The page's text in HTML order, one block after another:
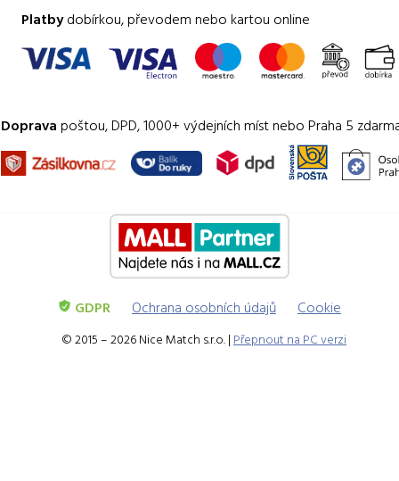
Platbydobírkou, převodem nebo kartou online
Doprava poštou, DPD, 1000+ výdejních míst nebo Praha 5
GDPR Ochrana osobních údajů Cookie
© 2015 – 2026 Nice Match s.r.o. | Přepnout na PC verzi